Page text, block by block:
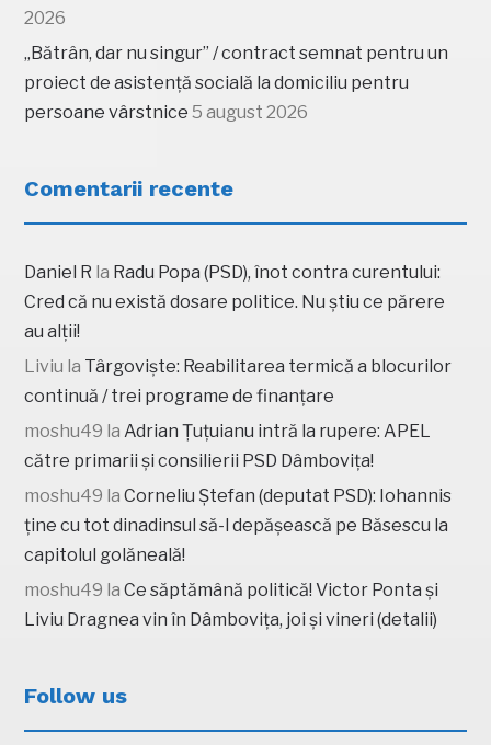
2026
„Bătrân, dar nu singur” / contract semnat pentru un
proiect de asistență socială la domiciliu pentru
persoane vârstnice 5 august 2026
Comentarii recente
Daniel R la Radu Popa (PSD), înot contra curentului:
Cred că nu există dosare politice. Nu știu ce părere
au alții!
Liviu la Târgoviște: Reabilitarea termică a blocurilor
continuă / trei programe de finanțare
moshu49 laAdrian Țuțuianu intră la rupere: APEL
către primarii și consilierii PSD Dâmbovița!
moshu49 laCorneliu Ștefan (deputat PSD): Iohannis
ține cu tot dinadinsul să-l depășească pe Băsescu la
capitolul golăneală!
moshu49 laCe săptămână politică! Victor Ponta și
Liviu Dragnea vin în Dâmbovița, joi și vineri (detalii)
Follow us